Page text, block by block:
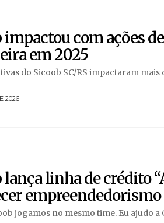
impactou com ações
em 2025
do Sicoob SC/RS impactaram mais
2026
lança linha de crédito
jogamos no mesmo time. Eu ajudo a